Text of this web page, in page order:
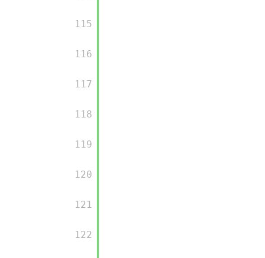
         115
         116
         117
         118
         119
         120
         121
         122